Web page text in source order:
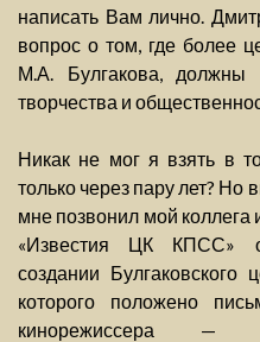
написать Вам лично.
вопрос о том, где более
М.А. Булгакова, должны
творчества и
Никак не мог я взять в
только через пару лет? Но
мне позвонил мой коллега
«Известия ЦК КПСС»
создании
которого положено
кинорежиссера —